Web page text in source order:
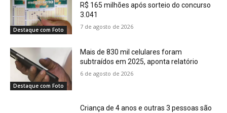
Destaque com Foto
R$ 165 milhões após sorteio do concurso
3.041
7 de agosto de 2026
Destaque com Foto
Mais de 830 mil celulares foram
subtraídos em 2025, aponta relatório
6 de agosto de 2026
Criança de 4 anos e outras 3 pessoas são